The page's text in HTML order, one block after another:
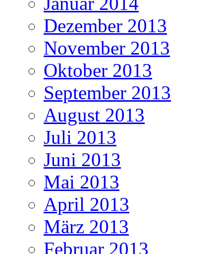
Dezember 2013
November 2013
Oktober 2013
September 2013
August 2013
Juli 2013
Juni 2013
Mai 2013
April 2013
März 2013
Februar 2013